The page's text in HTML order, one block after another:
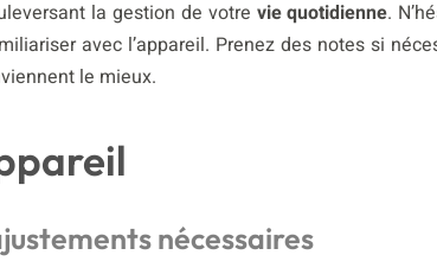
la gestion de votre vie quotidienne.
avec l’appareil. Prenez des notes si
le mieux.
nécessaires